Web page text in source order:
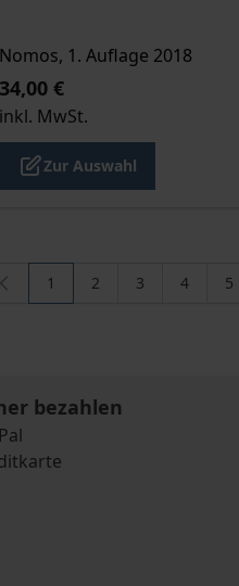
Nomos, 1. Auflage 2018
34,00 €
inkl. MwSt.
Zur Auswahl
Sie lesen gerade die Seite
1 Seite
2 Seite
3 Seite
4 5
bezahlen